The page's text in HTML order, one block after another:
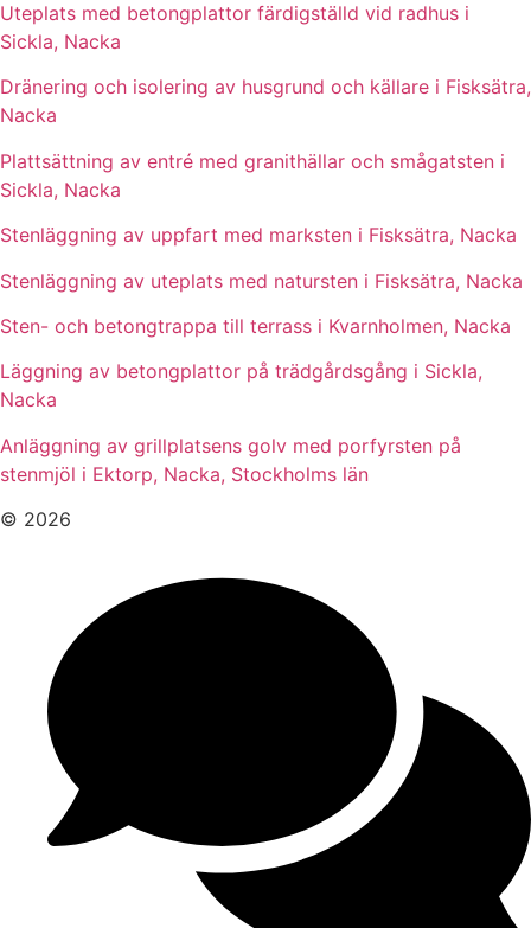
Uteplats med betongplattor färdigställd vid radhus i
Sickla, Nacka
Dränering och isolering av husgrund och källare i Fisksätra,
Nacka
Plattsättning av entré med granithällar och smågatsten i
Sickla, Nacka
Stenläggning av uppfart med marksten i Fisksätra, Nacka
Stenläggning av uteplats med natursten i Fisksätra, Nacka
Sten- och betongtrappa till terrass i Kvarnholmen, Nacka
Läggning av betongplattor på trädgårdsgång i Sickla,
Nacka
Anläggning av grillplatsens golv med porfyrsten på
stenmjöl i Ektorp, Nacka, Stockholms län
© 2026